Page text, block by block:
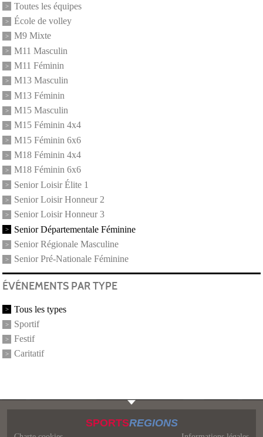
Toutes les équipes
École de volley
M9 Mixte
M11 Masculin
M11 Féminin
M13 Masculin
M13 Féminin
M15 Masculin
M15 Féminin 4x4
M15 Féminin 6x6
M18 Féminin 4x4
M18 Féminin 6x6
Senior Loisir Élite 1
Senior Loisir Honneur 2
Senior Loisir Honneur 3
Senior Départementale Féminine
Senior Régionale Masculine
Senior Pré-Nationale Féminine
ÉVÉNEMENTS PAR TYPE
Tous les types
Sportif
Festif
Caritatif
SPORTSREGIONS